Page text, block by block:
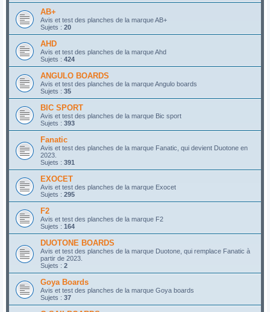
AB+
Avis et test des planches de la marque AB+
Sujets : 20
AHD
Avis et test des planches de la marque Ahd
Sujets : 424
ANGULO BOARDS
Avis et test des planches de la marque Angulo boards
Sujets : 35
BIC SPORT
Avis et test des planches de la marque Bic sport
Sujets : 393
Fanatic
Avis et test des planches de la marque Fanatic, qui devient Duotone en
2023.
Sujets : 391
EXOCET
Avis et test des planches de la marque Exocet
Sujets : 295
F2
Avis et test des planches de la marque F2
Sujets : 164
DUOTONE BOARDS
Avis et test des planches de la marque Duotone, qui remplace Fanatic à
partir de 2023.
Sujets : 2
Goya Boards
Avis et test des planches de la marque Goya boards
Sujets : 37